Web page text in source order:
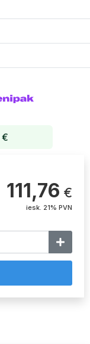
€
111,76 €
iesk. 21% PVN